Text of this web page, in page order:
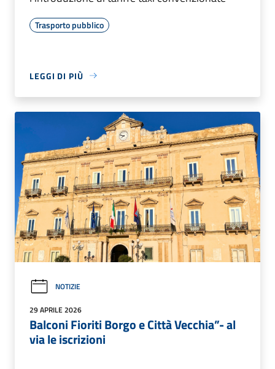
Trasporto pubblico
LEGGI DI PIÙ
NOTIZIE
29 APRILE 2026
Balconi Fioriti Borgo e Città Vecchia”- al
via le iscrizioni